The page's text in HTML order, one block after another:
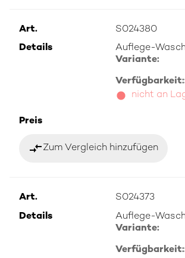
Art.
S024380
Details
Auflege-
Variante:
nicht an
Preis
compare_arrowsZum Vergleich hinzufügen
Art.
S024373
Details
Auflege-
Variante: